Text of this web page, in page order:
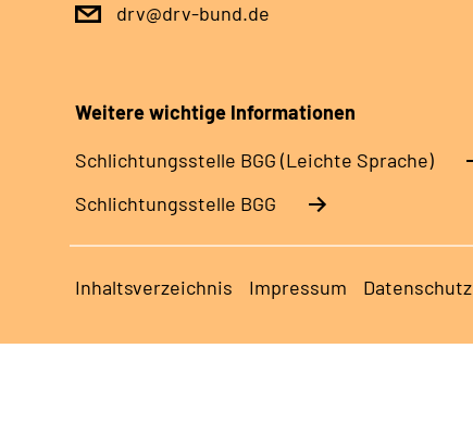
drv@drv-bund.de
Weitere wichtige Informationen
Schlich­tungs­stel­le BGG (Leichte Sprache)
Schlich­tungs­stel­le BGG
Inhaltsverzeichnis Impressum Datenschutz